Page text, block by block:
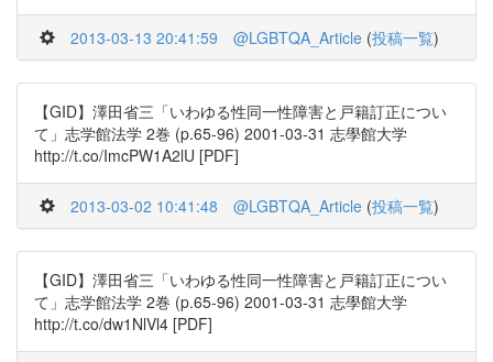
2013-03-13 20:41:59 @LGBTQA_Article (投稿一覧)
【GID】澤田省三「いわゆる性同一性障害と戸籍訂正につい
て」志学館法学 2巻 (p.65-96) 2001-03-31 志學館大学
http://t.co/ImcPW1A2lU [PDF]
2013-03-02 10:41:48 @LGBTQA_Article (投稿一覧)
【GID】澤田省三「いわゆる性同一性障害と戸籍訂正につい
て」志学館法学 2巻 (p.65-96) 2001-03-31 志學館大学
http://t.co/dw1NlVl4 [PDF]